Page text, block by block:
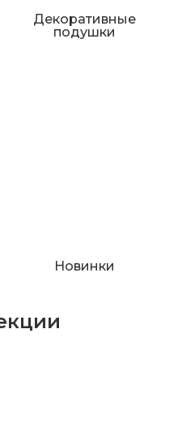
Декоративные
подушки
Новинки